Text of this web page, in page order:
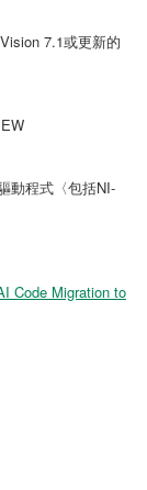
7.1或更新的
動程式〈包括NI-
Code Migration to